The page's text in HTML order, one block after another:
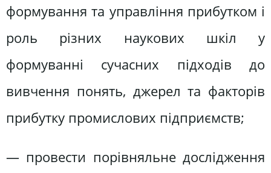
формування та управління прибутком і
роль різних наукових шкіл у
формуванні сучасних підходів до
вивчення понять, джерел та факторів
прибутку промислових підприємств;
— провести порівняльне дослідження